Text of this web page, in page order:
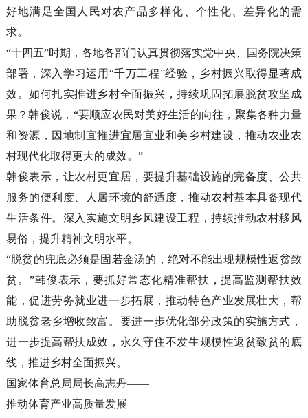
好地满足全国人民对农产品多样化、个性化、差异化的需
求。
“十四五”时期，各地各部门认真贯彻落实党中央、国务院决策
部署，深入学习运用“千万工程”经验，乡村振兴取得显著成
效。如何扎实推进乡村全面振兴，持续巩固拓展脱贫攻坚成
果？韩俊说，“要顺应农民对美好生活的向往，聚集各种力量
和资源，因地制宜推进宜居宜业和美乡村建设，推动农业农
村现代化取得更大的成效。”
韩俊表示，让农村更宜居，要提升基础设施的完备度、公共
服务的便利度、人居环境的舒适度，推动农村基本具备现代
生活条件。深入实施文明乡风建设工程，持续推动农村移风
易俗，提升精神文明水平。
“脱贫的兜底必须是固若金汤的，绝对不能出现规模性返贫致
贫。”韩俊表示，要抓好常态化精准帮扶，提高监测帮扶效
能，促进劳务就业进一步拓展，推动特色产业发展壮大，帮
助脱贫老乡增收致富。要进一步优化部分政策的实施方式，
进一步提高帮扶成效，永久守住不发生规模性返贫致贫的底
线，推进乡村全面振兴。
国家体育总局局长高志丹——
推动体育产业高质量发展